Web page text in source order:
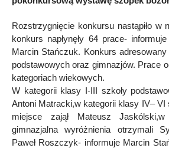
Rozstrzygnięcie konkursu nastąpiło w
konkurs napłynęły 64 prace-
Marcin Stańczuk. Konkurs adresowany
podstawowych oraz gimnazjów. Prace
kategoriach wiekowych.
W kategorii klasy I-III szkoły
Antoni Matracki,w kategorii klasy IV– VI
miejsce zajął Mateusz Jaskólski,w
gimnazjalna wyróżnienia otrzymali
Paweł Roszczyk- informuje Marcin